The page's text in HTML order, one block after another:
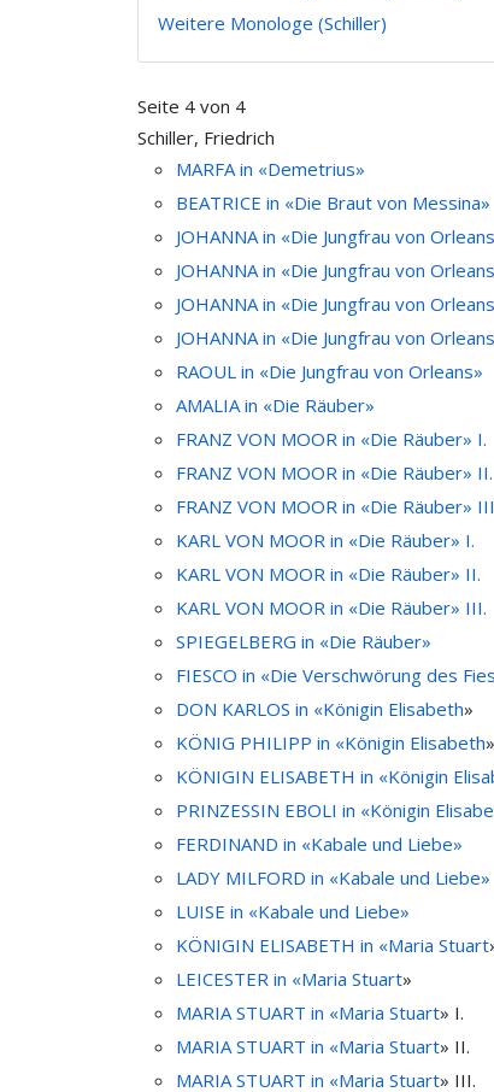
Weitere Monologe (Schiller)
Seite 4 von 4
Schiller, Friedrich
MARFA in «Demetrius»
BEATRICE in «Die Braut von Messina»
JOHANNA in «Die Jungfrau von
JOHANNA in «Die Jungfrau von
JOHANNA in «Die Jungfrau von
JOHANNA in «Die Jungfrau von
RAOUL in «Die Jungfrau von Orleans»
AMALIA in «Die Räuber»
FRANZ VON MOOR in «Die Räuber» I.
FRANZ VON MOOR in «Die Räuber» II.
FRANZ VON MOOR in «Die Räuber»
KARL VON MOOR in «Die Räuber» I.
KARL VON MOOR in «Die Räuber» II.
KARL VON MOOR in «Die Räuber» III.
SPIEGELBERG in «Die Räuber»
FIESCO in «Die Verschwörung des
DON KARLOS in «Königin Elisabeth»
KÖNIG PHILIPP in «Königin Elisabeth»
KÖNIGIN ELISABETH in «Königin
PRINZESSIN EBOLI in «Königin
FERDINAND in «Kabale und Liebe»
LADY MILFORD in «Kabale und Liebe»
LUISE in «Kabale und Liebe»
KÖNIGIN ELISABETH in «Maria Stuart
LEICESTER in «Maria Stuart»
MARIA STUART in «Maria Stuart» I.
MARIA STUART in «Maria Stuart» II.
MARIA STUART in «Maria Stuart» III.